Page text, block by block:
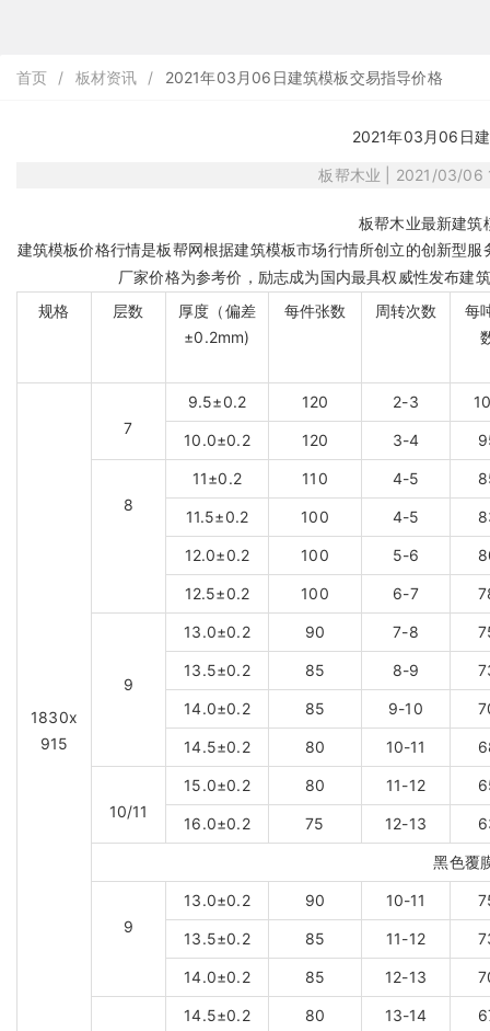
首页 / 板材资讯 / 2021年03月06日建筑模板交易指导价格
2021年03月06日
板帮木业 | 2021/03/06
板帮木业最新建筑
建筑模板价格行情是板帮网根据建筑模板市场行情所创立的创新型
厂家价格为参考价，励志成为国内最具权威性发布建
规格 层数
厚度（偏差
±0.2mm)
每件张数 周转次数
每
1830x
915
7
9.5±0.2 120 2-3
10.0±0.2 120 3-4
8
11±0.2 110 4-5
11.5±0.2 100 4-5
12.0±0.2 100 5-6
12.5±0.2 100 6-7
9
13.0±0.2 90 7-8
13.5±0.2 85 8-9
14.0±0.2 85 9-10
14.5±0.2 80 10-11
10/11
15.0±0.2 80 11-12
16.0±0.2 75 12-13
黑色覆
9
13.0±0.2 90 10-11
13.5±0.2 85 11-12
14.0±0.2 85 12-13
14.5±0.2 80 13-14